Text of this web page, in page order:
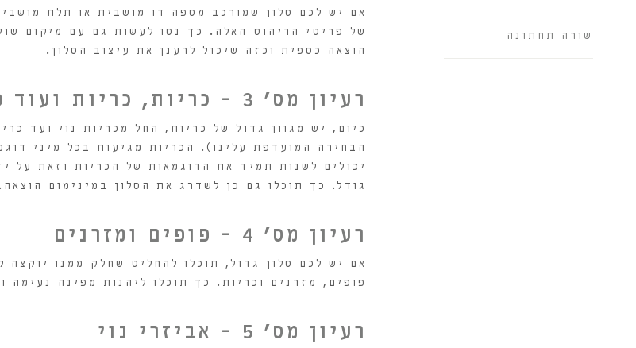
שורה תחתונה
אם יש לכם סלון שמורכב מספה דו מושבית או תלת
של פריטי הריהוט האלה. כך נסו לעשות גם עם מיקום
הוצאה כספית וכזה שיכול לרענן את עיצוב הסלון.
רעיון מס' 3 - כריות, כריות ועוד כריות
כיום, יש מגוון גדול של כריות, החל מכריות נוי ועד
הבחירה המועדפת עלינו). הכריות מגיעות בכל מיני
יכולים לשנות תמיד את הדוגמאות של הכריות וזאת על
גודל. כך תוכלו גם כן לשדרג את הסלון במינימום הוצאה.
רעיון מס' 4 - פופים ומזרנים
אם יש לכם סלון גדול, תוכלו להחליט שחלק ממנו
פופים, מזרנים וכריות. כך תוכלו ליהנות מפינה נעימה
רעיון מס' 5 - אביזרי נוי